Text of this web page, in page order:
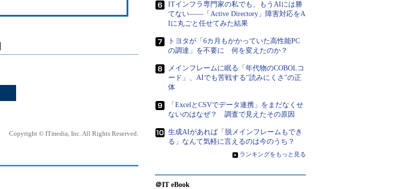
Copyright © ITmedia, Inc. All Rights Reserved.
ITインフラ専門家の私でも、もうAIには勝
てない――「Active Directory」障害対応をA
Iに丸ごと任せてみた結果
トヨタが「6カ月もかかっていた高性能PC
の調達」を不要に 何を変えたのか？
メインフレームに眠る「年代物のCOBOLコ
ード」、AIでも苦戦する"読みにくさ"の正
体
「ExcelとCSVでデータ連携」をまだなくせ
ないのはなぜ？ 調査で見えたその原因
生成AIがあれば「脱メインフレームもでき
る」なんて気軽に言えるのは今のうち？
» ランキングをもっと見る
＠IT eBook